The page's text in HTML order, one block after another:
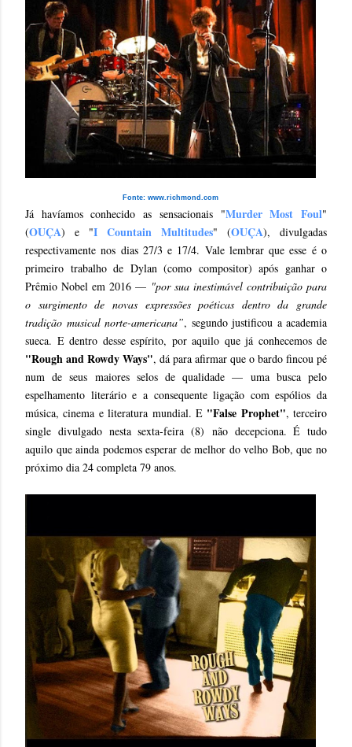
Fonte: www.richmond.com
Já havíamos conhecido as sensacionais "Murder Most Foul"
(OUÇA) e "I Countain Multitudes" (OUÇA), divulgadas
respectivamente nos dias 27/3 e 17/4. Vale lembrar que esse é o
primeiro trabalho de Dylan (como compositor) após ganhar o
Prêmio Nobel em 2016 — "por sua inestimável contribuição para
o surgimento de novas expressões poéticas dentro da grande
tradição musical norte-americana”, segundo justificou a academia
sueca. E dentro desse espírito, por aquilo que já conhecemos de
"Rough and Rowdy Ways", dá para afirmar que o bardo fincou pé
num de seus maiores selos de qualidade — uma busca pelo
espelhamento literário e a consequente ligação com espólios da
música, cinema e literatura mundial. E "False Prophet", terceiro
single divulgado nesta sexta-feira (8) não decepciona. É tudo
aquilo que ainda podemos esperar de melhor do velho Bob, que no
próximo dia 24 completa 79 anos.